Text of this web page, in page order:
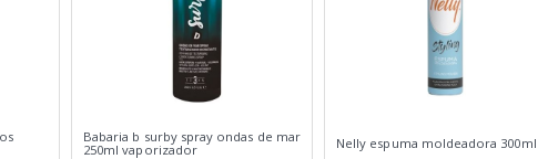
Babaria b surby spray ondas de mar
250ml vaporizador
Nelly espuma moldeadora 300ml